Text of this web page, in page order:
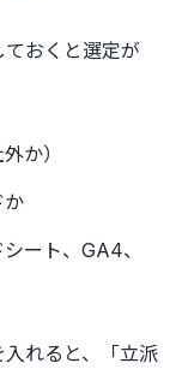
おくと選定が
か）
か
ート、GA4、
れると、「立派